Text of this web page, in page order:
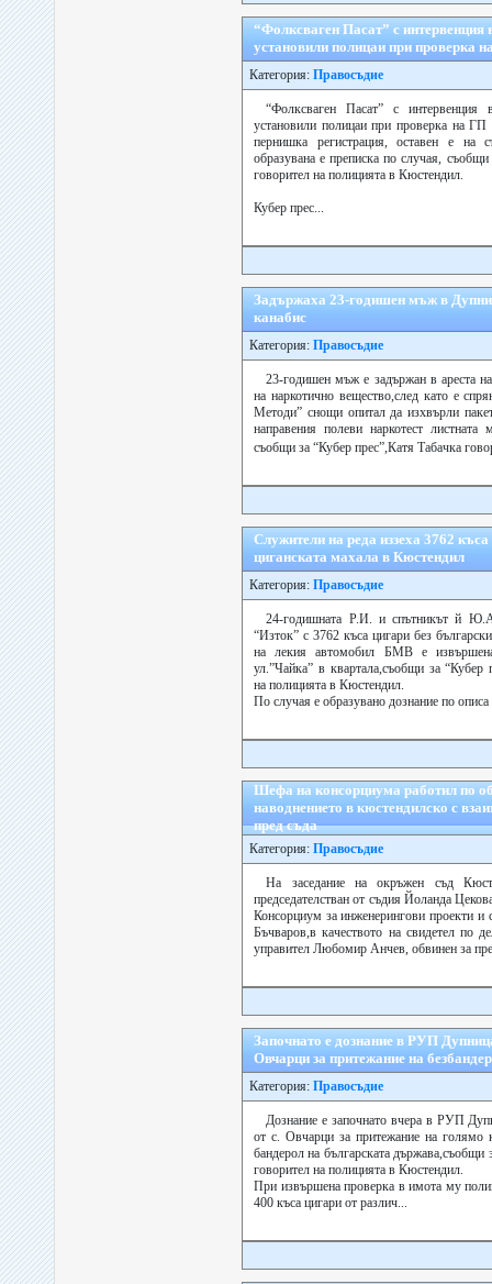
“Фолксваген Пасат” с интервенция
установили полицаи при проверка
Категория: Правосъдие
“Фолксваген Пасат” с
установили полицаи при проверка на
пернишка регистрация, оставен е
образувана е преписка по случая,
говорител на полицията в Кюстендил.
Кубер прес...
Задържаха 23-годишен мъж в
канабис
Категория: Правосъдие
23-годишен мъж е задържан в ареста
на наркотично вещество,след като е
Методи” снощи опитал да изхвърли
направения полеви наркотест листната
съобщи за “Кубер прес”,Катя Табачка
Служители на реда иззеха 3762
циганската махала в Кюстендил
Категория: Правосъдие
24-годишната Р.И. и спътникът й
“Изток” с 3762 къса цигари без
на лекия автомобил БМВ е
ул.”Чайка” в квартала,съобщи за “Кубер
на полицията в Кюстендил.
По случая е образувано дознание по описа
Шефа на консорциума работил по
наводнението в кюстендилско с
пред съда
Категория: Правосъдие
На заседание на окръжен съд
председателстван от съдия Йоланда
Консорциум за инженерингови проекти и
Бъчваров,в качеството на свидетел по
управител Любомир Анчев, обвинен за
Започнато е дознание в РУП
Овчарци за притежание на
Категория: Правосъдие
Дознание е започнато вчера в РУП
от с. Овчарци за притежание на голямо
бандерол на българската държава,съобщи
говорител на полицията в Кюстендил.
При извършена проверка в имота му
400 къса цигари от различ...